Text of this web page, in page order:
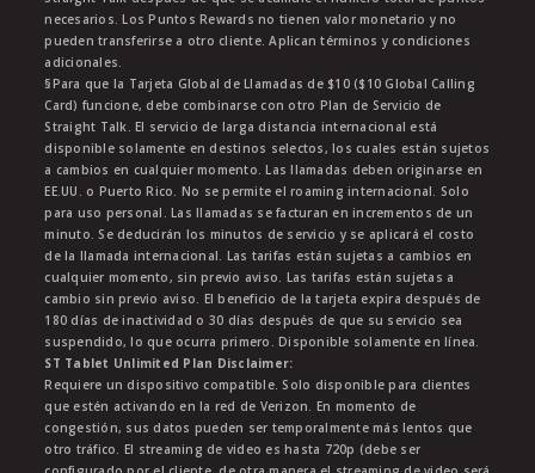
necesarios. Los Puntos Rewards no tienen valor monetario y no
pueden transferirse a otro cliente. Aplican términos y condiciones
adicionales.
§Para que la Tarjeta Global de Llamadas de $10 ($10 Global Calling
Card) funcione, debe combinarse con otro Plan de Servicio de
Straight Talk. El servicio de larga distancia internacional está
disponible solamente en destinos selectos, los cuales están sujetos
a cambios en cualquier momento. Las llamadas deben originarse en
EE.UU. o Puerto Rico. No se permite el roaming internacional. Solo
para uso personal. Las llamadas se facturan en incrementos de un
minuto. Se deducirán los minutos de servicio y se aplicará el costo
de la llamada internacional. Las tarifas están sujetas a cambios en
cualquier momento, sin previo aviso. Las tarifas están sujetas a
cambio sin previo aviso. El beneficio de la tarjeta expira después de
180 días de inactividad o 30 días después de que su servicio sea
suspendido, lo que ocurra primero. Disponible solamente en línea.
ST Tablet Unlimited Plan Disclaimer:
Requiere un dispositivo compatible. Solo disponible para clientes
que estén activando en la red de Verizon. En momento de
congestión, sus datos pueden ser temporalmente más lentos que
otro tráfico. El streaming de video es hasta 720p (debe ser